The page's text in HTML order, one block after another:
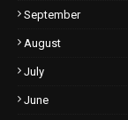
September
August
July
June